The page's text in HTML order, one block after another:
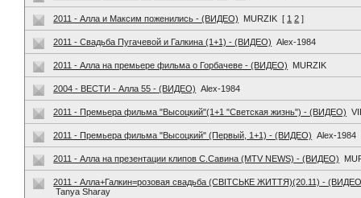
2011 - Алла и Максим поженились - (ВИДЕО) MURZIK [ 1 2 ]
2011 - Свадьба Пугачевой и Галкина (1+1) - (ВИДЕО) Alex-1984
2011 - Алла на премьере фильма о Горбачеве - (ВИДЕО) MURZIK
2004 - ВЕСТИ - Алла 55 - (ВИДЕО) Alex-1984
2011 - Премьера фильма "Высоцкий"(1+1 "Светская жизнь") - (ВИДЕО)
2011 - Премьера фильма "Высоцкий" (Первый, 1+1) - (ВИДЕО) Alex-1984
2011 - Алла на презентации клипов С.Савина (MTV NEWS) - (ВИДЕО)
2011 - Алла+Галкин=розовая свадьба (СВІТСЬКЕ ЖИТТЯ)(20.11) -
Tanya Sharay